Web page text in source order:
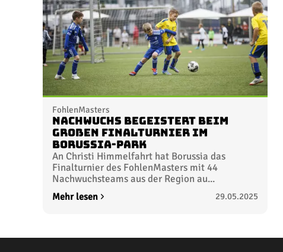
FohlenMasters
Nachwuchs begeistert beim
großen Finalturnier im
BORUSSIA-PARK
An Christi Himmelfahrt hat Borussia das
Finalturnier des FohlenMasters mit 44
Nachwuchsteams aus der Region au...
Mehr lesen 29.05.2025